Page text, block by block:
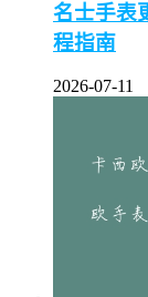
名士手表
程指南
2026-07-11